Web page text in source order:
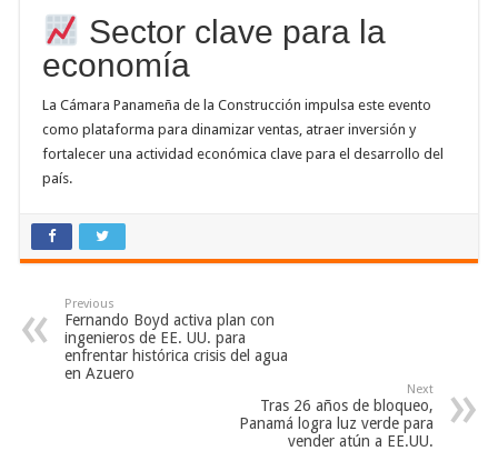
Sector clave para la
economía
La Cámara Panameña de la Construcción impulsa este evento
como plataforma para dinamizar ventas, atraer inversión y
fortalecer una actividad económica clave para el desarrollo del
país.
Previous
Fernando Boyd activa plan con
ingenieros de EE. UU. para
enfrentar histórica crisis del agua
en Azuero
Next
Tras 26 años de bloqueo,
Panamá logra luz verde para
vender atún a EE.UU.